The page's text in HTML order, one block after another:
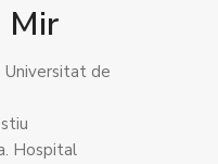
Mir
Universitat de
Hospital